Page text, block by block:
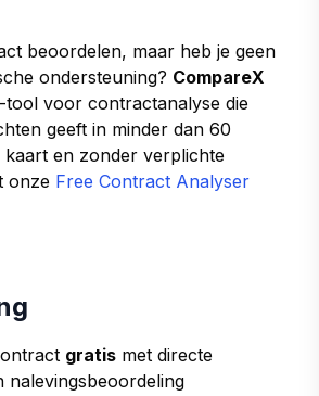
beoordelen, maar heb je geen
ondersteuning? CompareX
tool voor contractanalyse die
geeft in minder dan 60
en zonder verplichte
onze Free Contract Analyser
gratis met directe
nalevingsbeoordeling